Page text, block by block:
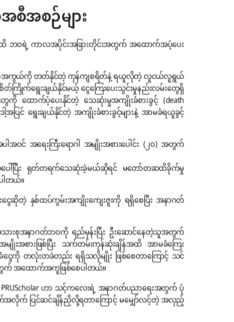
စဉ်များ
ဘဝရဲ့ ကာလအပိုင်းအခြားတိုင်းအတွက် အထောက်အပံ့ပေး
ကာအကွယ်ကို တတ်နိုင်တဲ့ ကုန်ကျစရိတ်နဲ့ ရယူလိုတဲ့ လူငယ်လူရွယ်
ြိုက်ရွေးချယ်နိုင်မယ့် ငွေကြေးပေးသွင်းမှုနည်းလမ်းတွေရှိ
ောက်ပံ့ပေးနိုင်တဲ့ သေဆုံးမှုအကျိုးခံစားခွင့် (death
ြင် ရွေးချယ်နိုင်တဲ့ အကျိုးခံစားခွင့်များနဲ့ အာမခံရယူခွင့်
အဝင် အရေးကြီးရောဂါ အမျိုးအစားပေါင်း (၂၀) အတွက်
ပေါ်ပြီး ရုတ်တရက်သေဆုံးခဲ့မယ်ဆိုရင် မတော်တဆထိခိုက်မှု
ါတယ်။
တဲ့ နှစ်ထပ်ကွမ်းအကျိုးကျေးဇူးကို ရရှိစေပြီး အနာဂတ်
းစုအနာဂတ်ဘဝကို ရည်မှန်းပြီး ဦးဆောင်နေတဲ့သူအတွက်
ျိုးအစားဖြစ်ပြီး သက်တမ်းကုန်ဆုံးချိန်အထိ အာမခံကြေး
ငွေကို တလုံးတခဲတည်း ရရှိသလိုမျိုး ဖြစ်စေတာကြောင့် သင်
အထောက်အကူဖြစ်စေပါတယ်။
ဟာ သင့်ကလေးရဲ့ အနာဂတ်ပညာရေးအတွက် ပုံ
အလိုက် ပြင်ဆင်ချိန်ညှိလို့ရတာကြောင့် မမျှော်လင့်တဲ့ အလှည့်